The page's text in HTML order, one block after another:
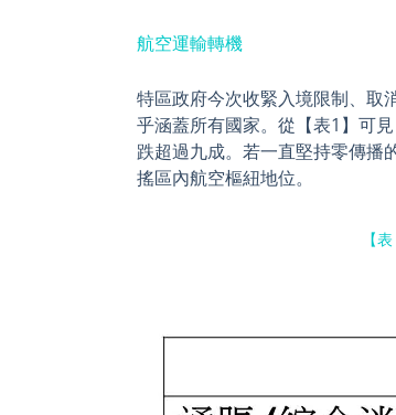
航空運輸轉機
特區政府今次收緊入境限制、取
乎涵蓋所有國家。從【表1】可
跌超過九成。若一直堅持零傳播
搖區內航空樞紐地位。
【